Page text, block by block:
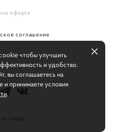
оферта
соглашение
чтобы улучшить
и удобство.
вы соглашаетесь на
и принимаете условия
.